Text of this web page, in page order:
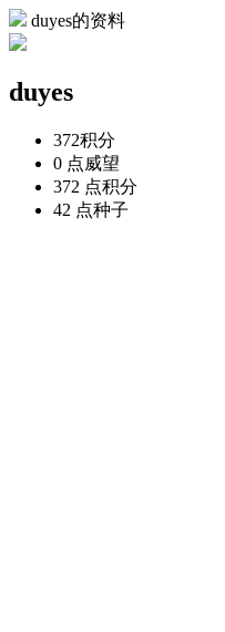
duyes的资料
duyes
372积分
0 点威望
372 点积分
42 点种子